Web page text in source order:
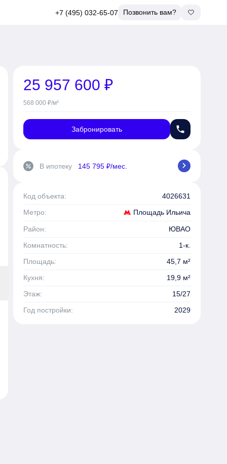
+7 (495) 032-65-07 Позвонить вам?
25 957 600 ₽
568 000 ₽/м²
Забронировать phone
percent В ипотеку 145 795 ₽/мес. chevron_right
Код объекта: 4026631
Метро: Площадь Ильича
Район:
ЮВАО
Комнатность:
1-к.
Площадь:
45,7 м²
Кухня:
19,9 м²
Этаж:
15/27
Год постройки:
2029